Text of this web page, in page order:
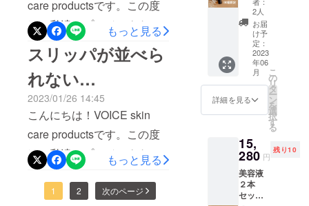
す！！いよいよ、本日が最
終日となりました。目標金
額を達成しないと、今回の
プロジェクトは、なしにな
ります。今回の美容液は、
あなたの肌を艶やかなしっ
とり潤い肌へと、導いてく
れるはずです！！もし、私
達のプロジェクトをご覧に
なり、少しでも興味を持っ
協力してくれる人がでてき
てくれたのです。本当に、
本当に嬉しかった。。。今
でも覚えています。時間は
かかりましたが、その優し
いメンバーと一から作り上
げてきたのが、今回の美容
液です。だから、メンバー
に対しては、本当に感謝し
かないです。今回のプロ
す。 その中で何を選ぶの
か。 雑誌で載っていた人
気のあるもの？お友達が
使って、良いと言っていた
もの？「化粧品って、そも
そも、よくわからな
い！」って方、実は多いと
思います。どういう成分が
どう効くのか？自分の肌に
は、何が必要なのか？どれ
くらい成分が入っている
care productsです。この度
は、私達のプロジェクトを
ご訪問いただき、ありがと
うございます。また、すで
にプロジェクトを支援して
くださった方々、本当にあ
りがとうございます。心よ
り感謝申し上げます。今回
の美容液は、ユーザーの意
見を取り入れるため、開発
メンバーを集めて、メン
もっと見る
スリッパが並べら
れない…
2023/01/26 14:45
こんにちは！VOICE skin
care productsです。この度
は、私達のプロジェクトを
ご訪問いただき、ありがと
うございます。また、すで
もっと見る
1 2 次のページ
だけの
限定価
格→定
価の半
額8140
円（税
込・送
料込
み）と
勝ちで
す！！
（※写真
はイ
メージ
です）
16280
円（税
込・送
料込
み）が
キャン
プファ
イヤー
価格で
45%オ
フの
（税
込・送
料込
み） さ
らに、
80名様
2人
お届
け予
定：
2023
年06
月
詳細を見る
こ
の
リ
タ
ー
ン
を
選
択
す
る
15,
280 円
残り10
美容液
２本
セット